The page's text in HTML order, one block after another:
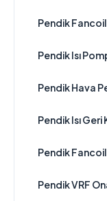
Pendik Fancoil
Pendik Isı
Pendik Hava
Pendik Isı Geri
Pendik Fancoil
Pendik VRF